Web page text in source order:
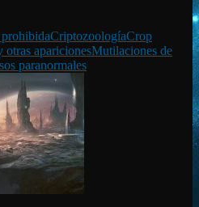
CriptozoologíaCrop
otras aparicionesMutilaciones de
paranormales